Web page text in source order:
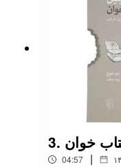
خوان
04:57 |